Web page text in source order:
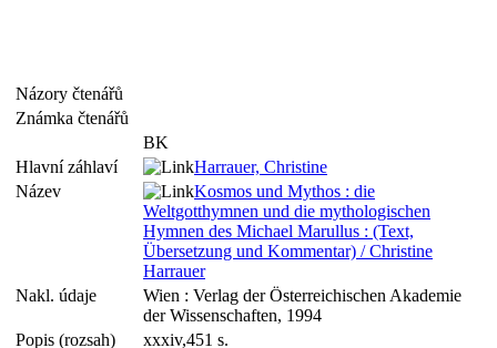
Názory čtenářů
Známka čtenářů
BK
Hlavní záhlaví
Harrauer, Christine
Název
Kosmos und Mythos : die
Weltgotthymnen und die mythologischen
Hymnen des Michael Marullus : (Text,
Übersetzung und Kommentar) / Christine
Harrauer
Nakl. údaje
Wien : Verlag der Österreichischen Akademie
der Wissenschaften, 1994
Popis (rozsah)
xxxiv,451 s.